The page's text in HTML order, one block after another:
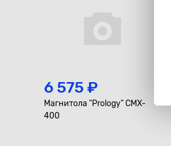
6 575 ₽
Магнитола "Prology" CMX-
400